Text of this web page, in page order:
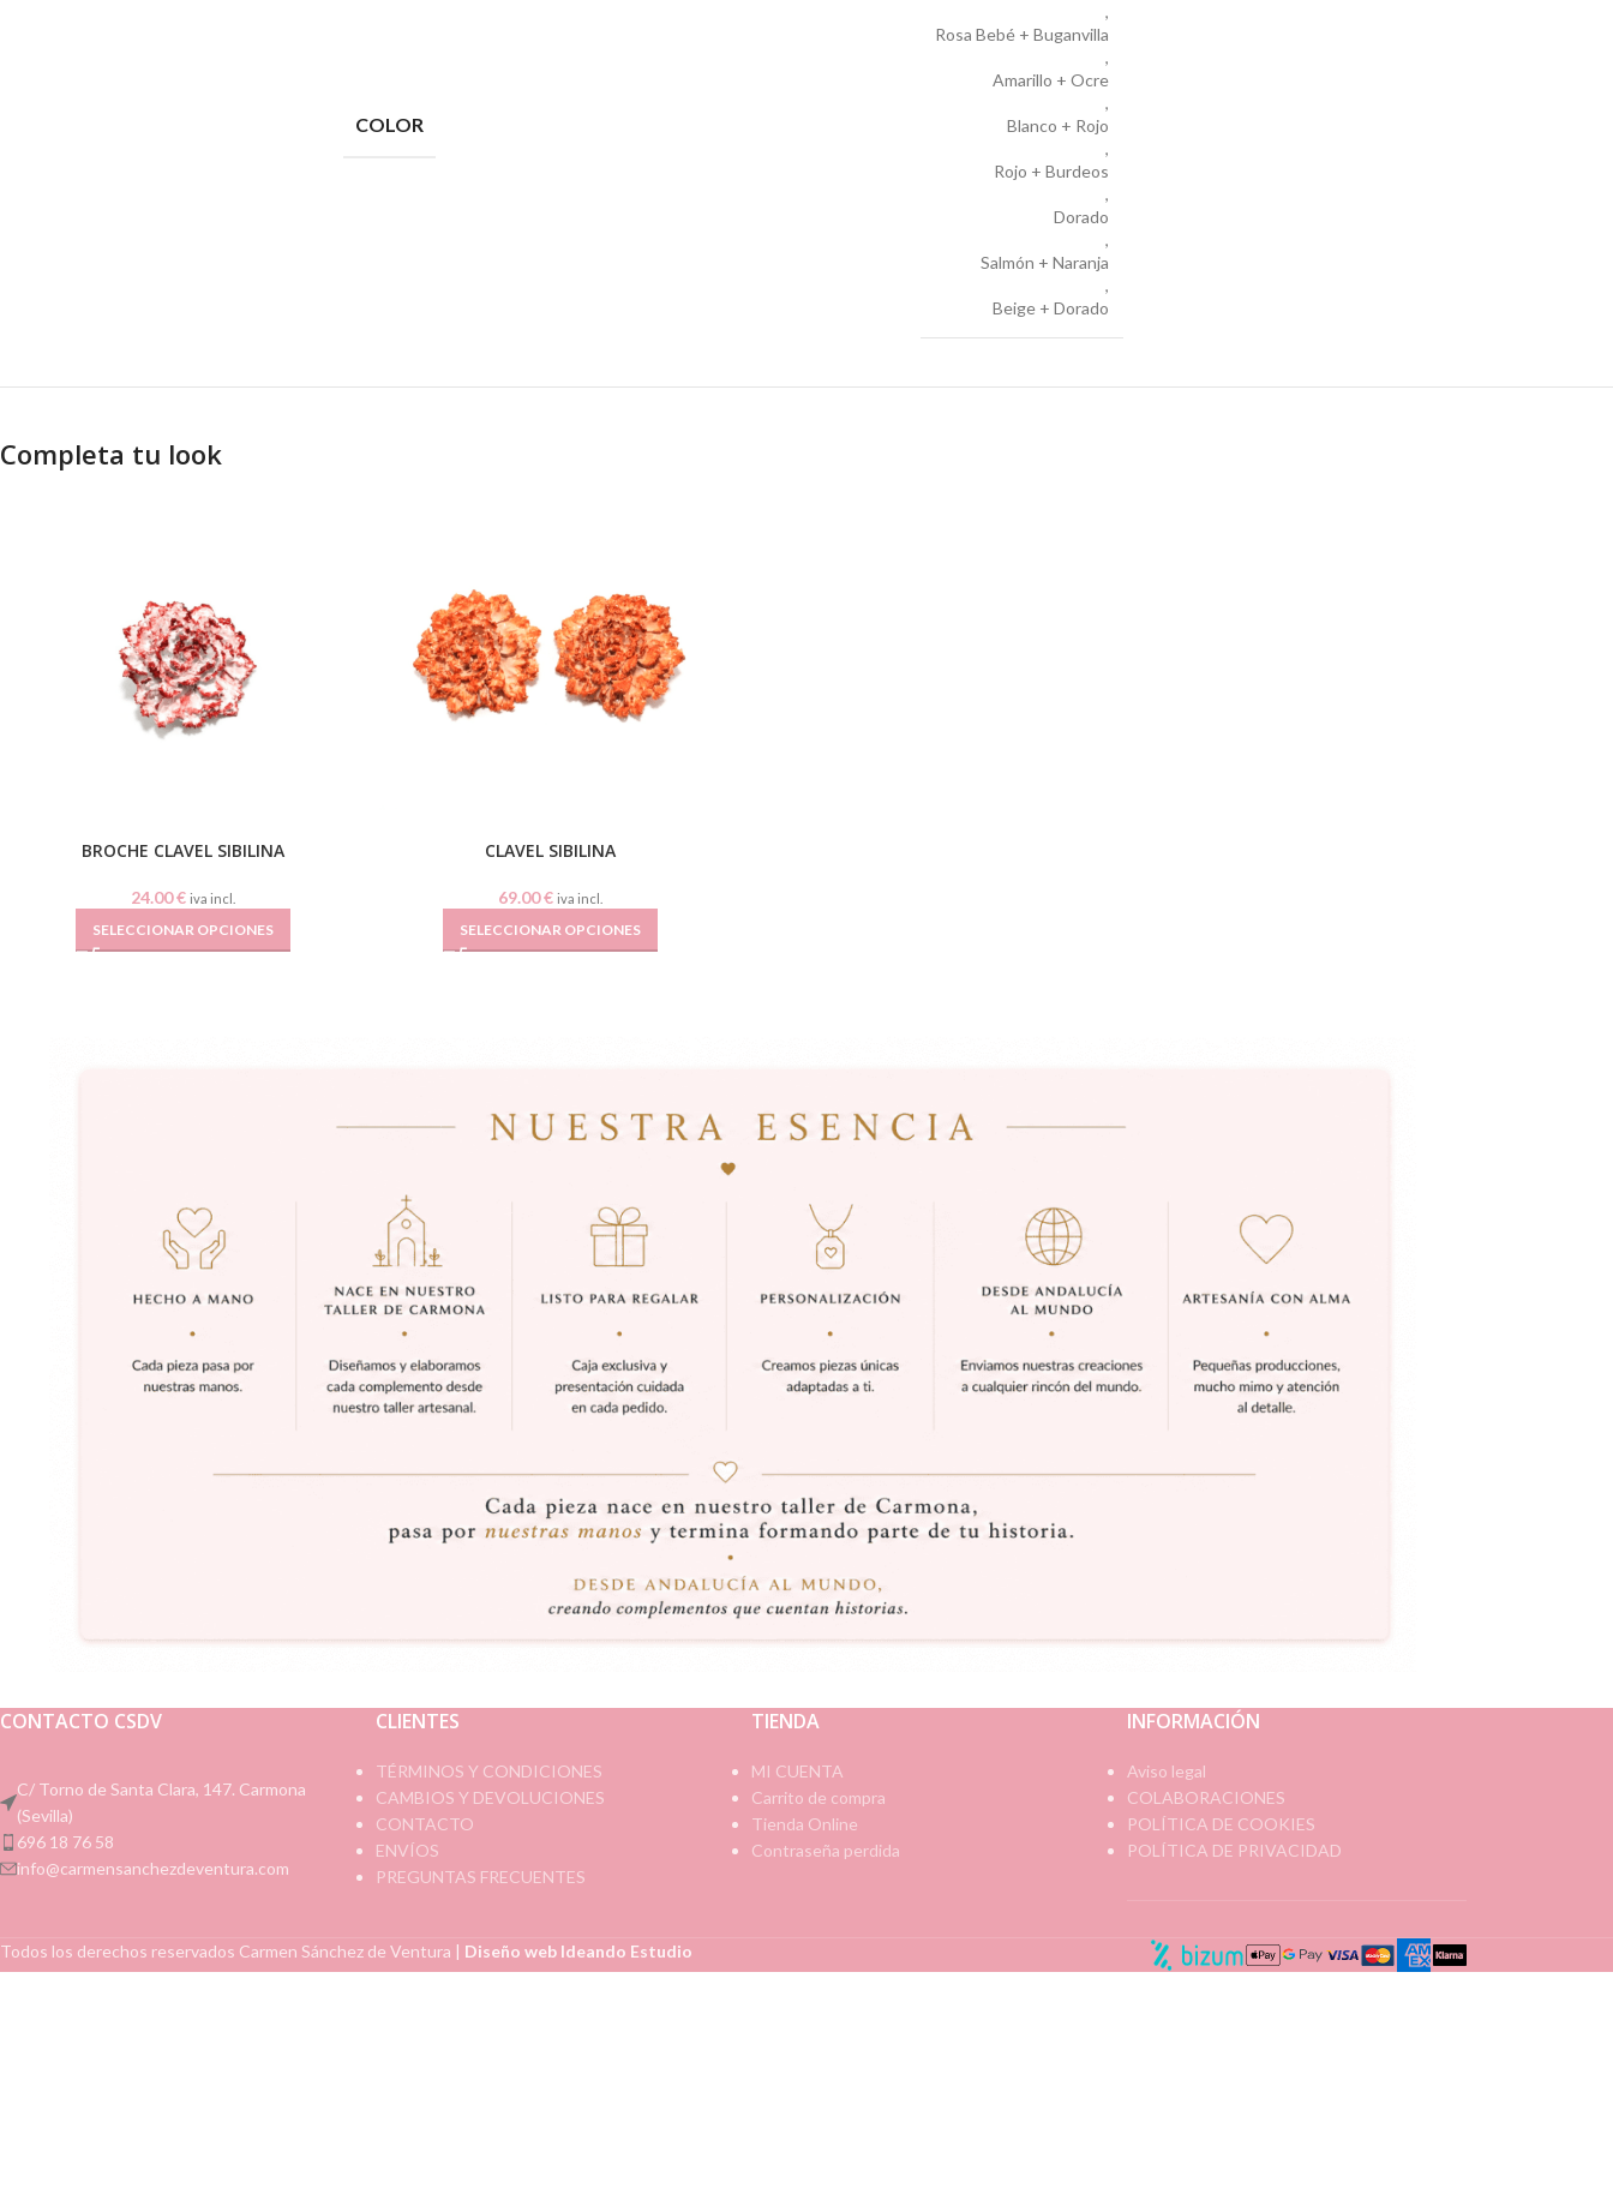
COLOR
,
Rosa Bebé + Buganvilla
,
Amarillo + Ocre
,
Blanco + Rojo
,
Rojo + Burdeos
,
Dorado
,
Salmón + Naranja
,
Beige + Dorado
Completa tu look
BROCHE CLAVEL SIBILINA
24.00€ iva incl.
SELECCIONAR OPCIONES
CLAVEL SIBILINA
69.00€ iva incl.
SELECCIONAR OPCIONES
CONTACTO CSDV
C/ Torno de Santa Clara, 147. Carmona
(Sevilla)
696 18 76 58
info@carmensanchezdeventura.com
CLIENTES
TÉRMINOS Y CONDICIONES
CAMBIOS Y DEVOLUCIONES
CONTACTO
ENVÍOS
PREGUNTAS FRECUENTES
TIENDA
MI CUENTA
Carrito de compra
Tienda Online
Contraseña perdida
INFORMACIÓN
Aviso legal
COLABORACIONES
POLÍTICA DE COOKIES
POLÍTICA DE PRIVACIDAD
Todos los derechos reservados Carmen Sánchez de Ventura | Diseño web Ideando Estudio